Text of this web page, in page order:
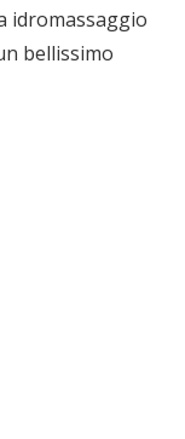
idromassaggio
bellissimo